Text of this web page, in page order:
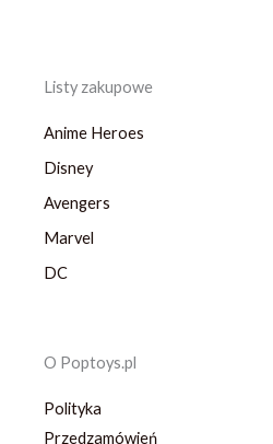
Listy zakupowe
Anime Heroes
Disney
Avengers
Marvel
DC
O Poptoys.pl
Polityka
Przedzamówień